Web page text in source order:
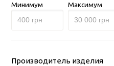
Минимум Максимум
Производитель изделия